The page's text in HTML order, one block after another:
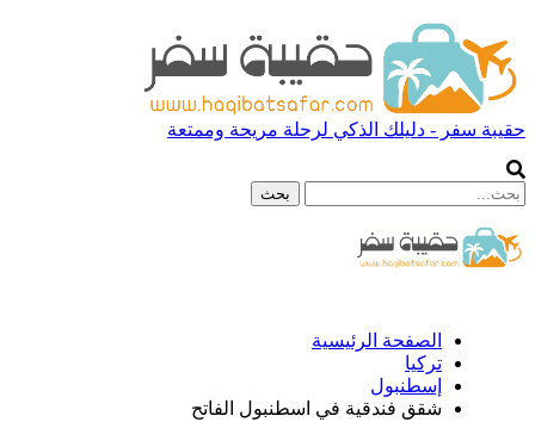
حقيبة سفر - دليلك الذكي لرحلة مريحة وممتعة
الصفحة الرئيسية
تركيا
إسطنبول
شقق فندقية في اسطنبول الفاتح